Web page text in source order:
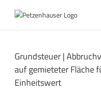
Inhalt
Grundsteuer |
auf gemieteter Fläche
Einheitswert